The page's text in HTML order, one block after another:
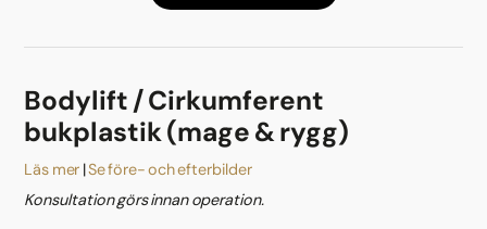
Bodylift / Cirkumferent
bukplastik (mage & rygg)
Läs mer Se före- och efterbilder
Konsultation görs innan operation.